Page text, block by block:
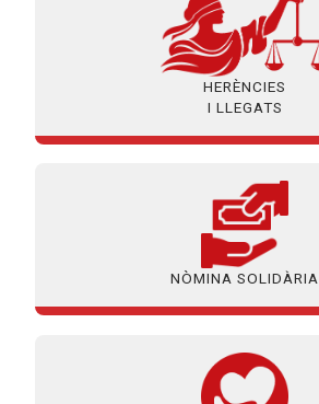
HERÈNCIES
I LLEGATS
NÒMINA SOLIDÀRIA